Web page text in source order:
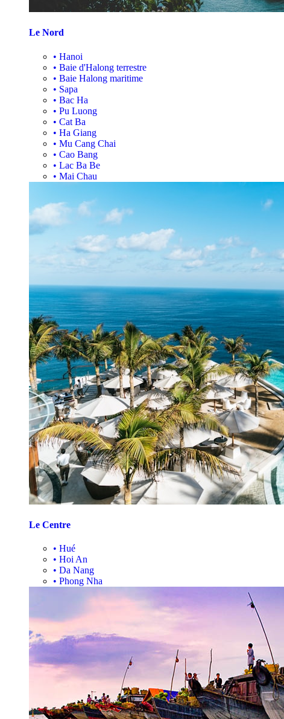
Le Nord
• Hanoi
• Baie d'Halong terrestre
• Baie Halong maritime
• Sapa
• Bac Ha
• Pu Luong
• Cat Ba
• Ha Giang
• Mu Cang Chai
• Cao Bang
• Lac Ba Be
• Mai Chau
Le Centre
• Hué
• Hoi An
• Da Nang
• Phong Nha